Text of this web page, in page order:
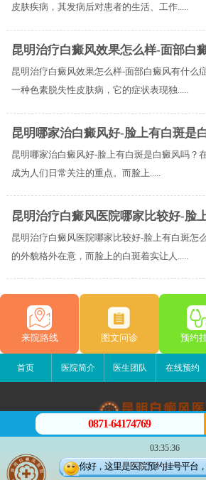
皮肤疾病，其发病后对患者的生活、工作.....
昆明治疗白癜风效果怎么样-面部白
昆明治疗白癜风效果怎么样-面部白癜风有什么
一种色素脱失性皮肤病，它的症状表现独.....
昆明哪家治白癜风好-脸上有白斑是
昆明哪家治白癜风好-脸上有白斑是白癜风吗？​
成为人们日常关注的重点。而脸上.....
昆明治疗白癜风医院哪家比较好-脸
昆明治疗白癜风医院哪家比较好-脸上有白斑怎
的外貌格外在意，而脸上的白斑着实让人.....
来院路线 图文问诊 预约
首页 医院简介 医生团队 在线预约
昆明白癜风医院
昆明市五华区护国路2号
版权所有：昆明白癜风医
0871-64174769
03:35:36
你好，这里是医院预约挂号平台